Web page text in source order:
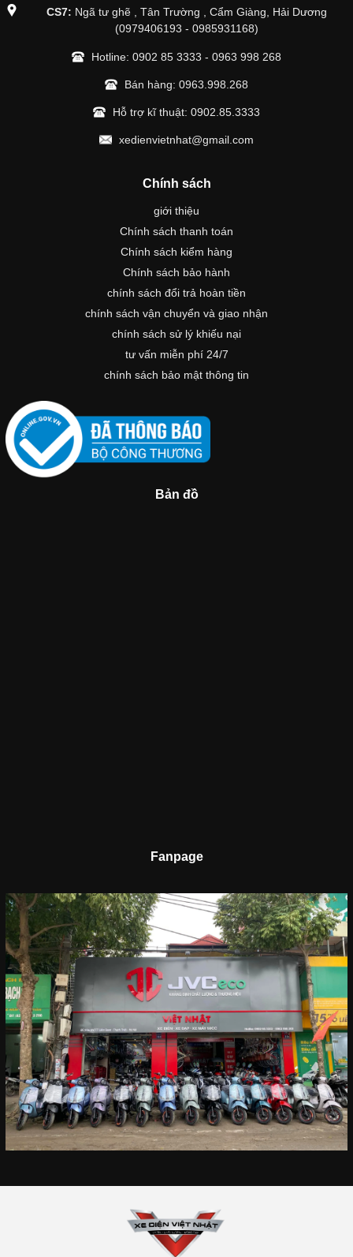
CS7: Ngã tư ghẽ , Tân Trường , Cẩm Giàng, Hải Dương
(0979406193 - 0985931168)
Hotline: 0902 85 3333 - 0963 998 268
Bán hàng: 0963.998.268
Hỗ trợ kĩ thuật: 0902.85.3333
xedienvietnhat@gmail.com
Chính sách
giới thiệu
Chính sách thanh toán
Chính sách kiểm hàng
Chính sách bảo hành
chính sách đổi trả hoàn tiền
chính sách vận chuyển và giao nhận
chính sách sử lý khiếu nại
tư vấn miễn phí 24/7
chính sách bảo mật thông tin
Bản đồ
Fanpage